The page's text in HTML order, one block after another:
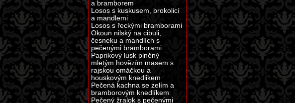
a bramborem
Losos s kuskusem, brokolicí
a mandlemi
Losos s řeckými bramborami
Okoun nilský na cibuli,
česneku a mandlích s
pečenými bramborami
Paprikový lusk plněný
mletým hovězím masem s
rajskou omáčkou a
houskovým knedlikem
Pečená kachna se zelím a
bramborovým knedlíkem
Pečený žralok s pečenými